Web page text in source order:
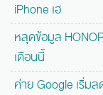
iPhone เฮ
หลุดข้อมูล
เดือนนี้
ค่าย Google เริ่ม